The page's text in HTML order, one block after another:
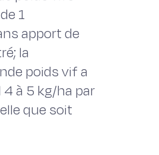
1
apport de
la
poids vif a
à 5 kg/ha par
que soit